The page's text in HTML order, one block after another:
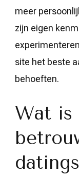
meer
zijn eigen
site het beste
behoeften.
Wat is